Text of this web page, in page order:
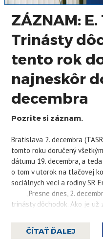
ZÁZNAM:
Trinásty
tento rok
najneskôr
decembra
Pozrite si záznam.
Bratislava 2. decembra
tomto roku doručený
dátumu 19. decembra, a
o tom v utorok na tlačovej
sociálnych vecí a rodiny SR
„Presne dnes, 2.
trinásty dôchodok. Ako je už
dôchodku však v decembri
a teda trinásty dôchodok
ČÍTAŤ ĎALEJ